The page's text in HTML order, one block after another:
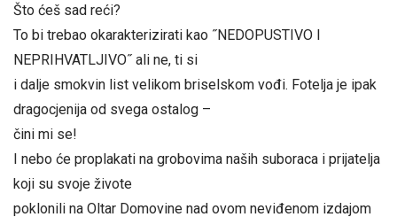
Što ćeš sad reći?
To bi trebao okarakterizirati kao ˝NEDOPUSTIVO I
NEPRIHVATLJIVO˝ ali ne, ti si
i dalje smokvin list velikom briselskom vođi. Fotelja je ipak
dragocjenija od svega ostalog –
čini mi se!
I nebo će proplakati na grobovima naših suboraca i prijatelja
koji su svoje živote
poklonili na Oltar Domovine nad ovom neviđenom izdajom